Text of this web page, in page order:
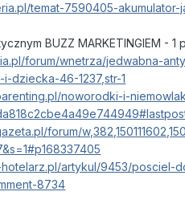
temat-7590405-
BUZZ MARKETINGIEM -
forum/wnetrza/jedwabna-
i-dziecka-46-1237,str-1
noworodki-i-
forum/
artykul/9453/posciel-
8734